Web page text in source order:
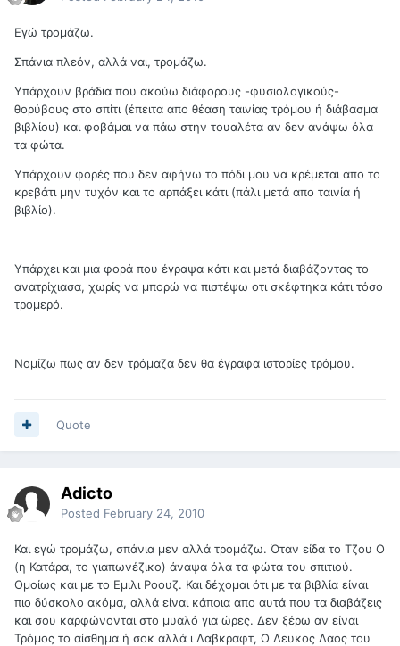
Εγώ τρομάζω.
Σπάνια πλεόν, αλλά ναι, τρομάζω.
Υπάρχουν βράδια που ακούω διάφορους -φυσιολογικούς-
θορύβους στο σπίτι (έπειτα απο θέαση ταινίας τρόμου ή διάβασμα
βιβλίου) και φοβάμαι να πάω στην τουαλέτα αν δεν ανάψω όλα
τα φώτα.
Υπάρχουν φορές που δεν αφήνω το πόδι μου να κρέμεται απο το
κρεβάτι μην τυχόν και το αρπάξει κάτι (πάλι μετά απο ταινία ή
βιβλίο).
Υπάρχει και μια φορά που έγραψα κάτι και μετά διαβάζοντας το
ανατρίχιασα, χωρίς να μπορώ να πιστέψω οτι σκέφτηκα κάτι τόσο
τρομερό.
Νομίζω πως αν δεν τρόμαζα δεν θα έγραφα ιστορίες τρόμου.
Quote
Adicto
Posted February 24, 2010
Και εγώ τρομάζω, σπάνια μεν αλλά τρομάζω. Όταν είδα το Τζου Ο
(η Κατάρα, το γιαπωνέζικο) άναψα όλα τα φώτα του σπιτιού.
Ομοίως και με το Εμιλι Ροουζ. Και δέχομαι ότι με τα βιβλία είναι
πιο δύσκολο ακόμα, αλλά είναι κάποια απο αυτά που τα διαβάζεις
και σου καρφώνονται στο μυαλό για ώρες. Δεν ξέρω αν είναι
Τρόμος το αίσθημα ή σοκ αλλά ι Λαβκραφτ, Ο Λευκος Λαος του